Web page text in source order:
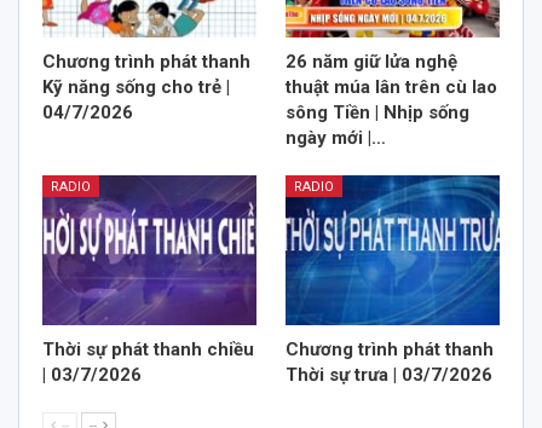
Chương trình phát thanh
Kỹ năng sống cho trẻ |
04/7/2026
26 năm giữ lửa nghệ
thuật múa lân trên cù lao
sông Tiền | Nhịp sống
ngày mới |…
RADIO
Thời sự phát thanh chiều
| 03/7/2026
RADIO
Chương trình phát thanh
Thời sự trưa | 03/7/2026